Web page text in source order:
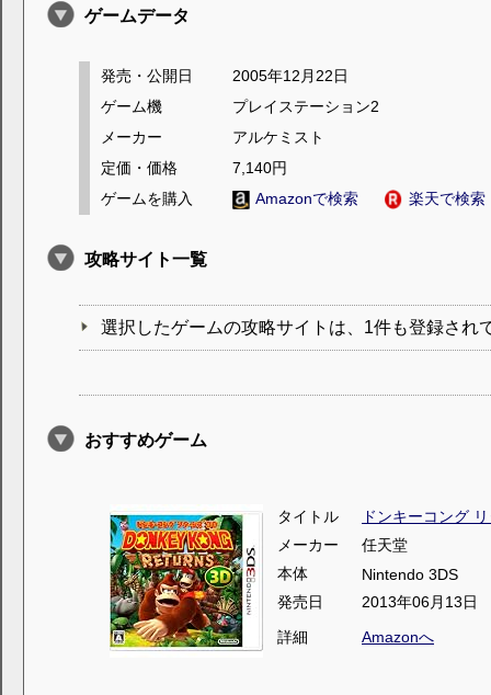
ゲームデータ
発売・公開日
2005年12月22日
ゲーム機
プレイステーション2
メーカー
アルケミスト
定価・価格
7,140円
ゲームを購入
Amazonで検索 楽天で検索
攻略サイト一覧
選択したゲームの攻略サイトは、1件も登録され
おすすめゲーム
タイトル
ドンキーコング
メーカー
任天堂
本体
Nintendo 3DS
発売日
2013年06月13日
詳細
Amazonへ